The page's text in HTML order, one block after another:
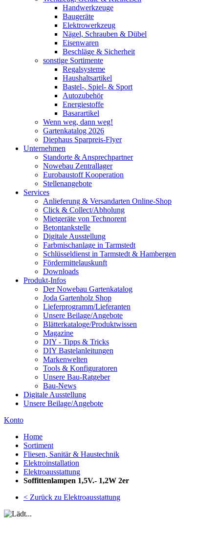
Handwerkzeuge
Baugeräte
Elektrowerkzeug
Nägel, Schrauben & Dübel
Eisenwaren
Beschläge & Sicherheit
sonstige Sortimente
Regalsysteme
Haushaltsartikel
Bastel-, Spiel- & Sport
Autozubehör
Energiestoffe
Basarartikel
Wenn weg, dann weg!
Gartenkatalog 2026
Diephaus Sparpreis-Flyer
Unternehmen
Standorte & Ansprechpartner
Nowebau Zentrallager
Eurobaustoff Kooperation
Stellenangebote
Services
Anlieferung & Versandarten Online-Shop
Click & Collect/Abholung
Mietgeräte von Technorent
Betontankstelle
Digitale Ausstellung
Farbmischanlage in Tarmstedt
Schlüsseldienst in Tarmstedt & Hambergen
Fördermittelauskunft
Downloads
Produkt-Infos
Der Nowebau Gartenkatalog
Joda Gartenholz Shop
Lieferprogramm/Lieferanten
Unsere Beilage/Angebote
Blätterkataloge/Produktwissen
Magazine
DIY - Tipps & Tricks
DIY Bastelanleitungen
Markenwelten
Tools & Konfiguratoren
Unsere Bau-Ratgeber
Bau-News
Digitale Ausstellung
Unsere Beilage/Angebote
Konto
Home
Sortiment
Fliesen, Sanitär & Haustechnik
Elektroinstallation
Elektroausstattung
Soffittenlampen 1,5V.- 1,2W 2er
< Zurück zu Elektroausstattung